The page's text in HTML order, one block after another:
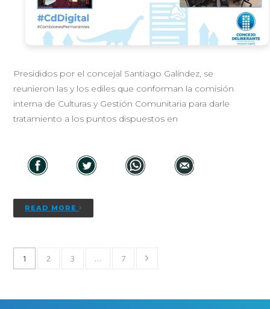
Presididos por el concejal Santiago Galíndez, se
reunieron las y los ediles que conforman la comisión
interna de Culturas y Gestión Comunitaria para darle
tratamiento a los puntos dispuestos en
READ MORE
1 2 3 … 7